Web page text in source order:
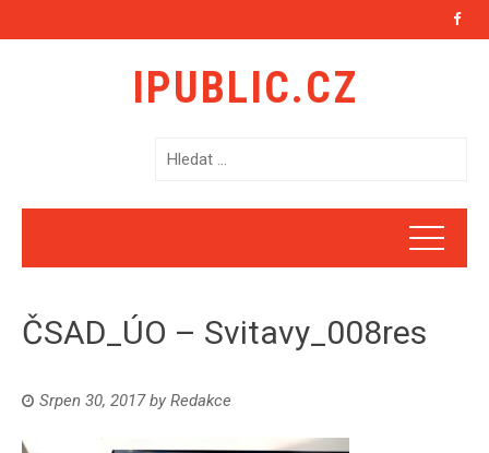
IPUBLIC.CZ
v
í
ČSAD_ÚO – Svitavy_008res
Srpen 30, 2017by Redakce